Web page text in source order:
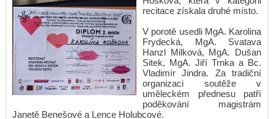
PROJEKTY
UCHAZEČI O STUDIUM
Komisionální zkoušky - podzim 2026
Úřední hodiny o prázdninách
Run and Help: GJP v pohybu i srdcem!
Před prázdninami ještě jedna mise!
Zdeněk Gola spolupracuje s GJP
recitace získala druhé místo.
V porotě usedli MgA. Karolina
Frydecká, MgA. Svatava
Hanzl Milková, MgA. Dušan
Sitek, MgA. Jiří Trnka a Bc.
Vladimír Jindra. Za tradiční
organizaci soutěže v
uměleckém přednesu patří
poděkování magistrám
Janetě Benešové a Lence Holubcové.